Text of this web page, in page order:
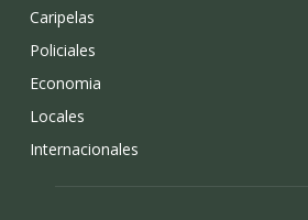
Caripelas
Policiales
Economia
Locales
Internacionales